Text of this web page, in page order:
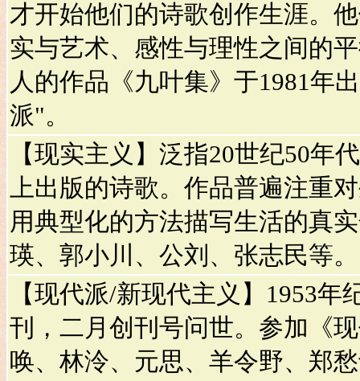
才开始他们的诗歌创作生涯。
实与艺术、感性与理性之间的
人的作品《九叶集》于1981年
派"。
【现实主义】泛指20世纪50年
上出版的诗歌。作品普遍注重
用典型化的方法描写生活的真
瑛、郭小川、公刘、张志民等。
【现代派/新现代主义】1953
刊，二月创刊号问世。参加《
唤、林泠、元思、羊令野、郑